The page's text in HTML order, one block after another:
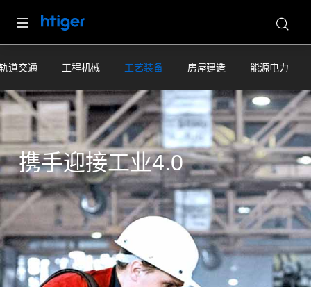
道交通 工程机械 工艺装备 房屋建造 能源电力
携手迎接工业4.0
您好，价格直接发您微信了！
×